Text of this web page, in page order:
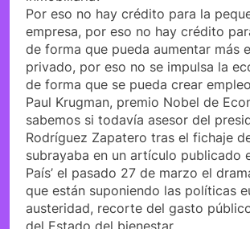
Por eso no hay crédito para la
empresa, por eso no hay crédito
de forma que pueda aumentar más
privado, por eso no se impulsa la
de forma que se pueda crear
Paul Krugman, premio Nobel de
sabemos si todavía asesor del
Rodríguez Zapatero tras el fichaje
subrayaba en un artículo publicado
País’ el pasado 27 de marzo el
que están suponiendo las políticas
austeridad, recorte del gasto
del Estado del bienestar.